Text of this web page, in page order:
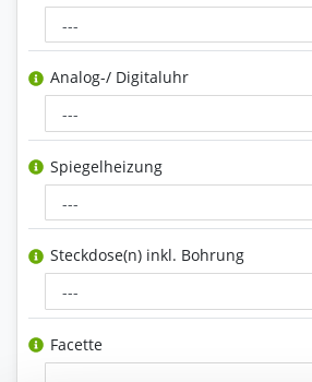
Analog-/ Digitaluhr
Spiegelheizung
Steckdose(n) inkl. Bohrung
Facette